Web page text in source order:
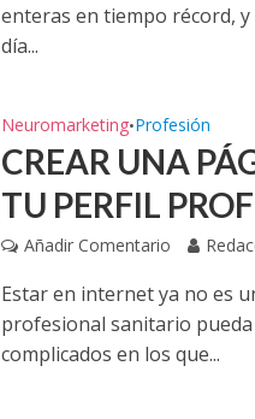
enteras en tiempo récord,
día...
Neuromarketing•Profesión
CREAR UNA
TU PERFIL
Añadir Comentario
Estar en internet ya no es
profesional sanitario
complicados en los que...